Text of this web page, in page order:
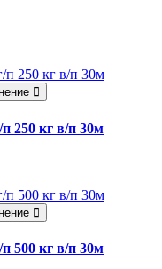
250 кг в/п 30м
500 кг в/п 30м